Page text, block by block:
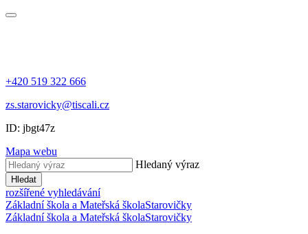
+420 519 322 666
zs.starovicky@tiscali.cz
ID: jbgt47z
Mapa webu
Hledaný výraz
Hledat
rozšířené vyhledávání
Základní škola a Mateřská školaStarovičky
Základní škola a Mateřská školaStarovičky